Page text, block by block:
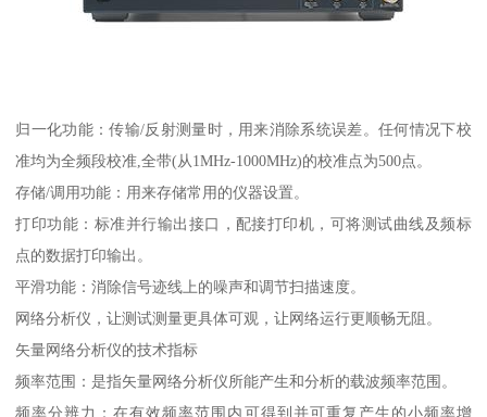
归一化功能：传输/反射测量时，用来消除系统误差。任何情况下校
准均为全频段校准,全带(从1MHz-1000MHz)的校准点为500点。
存储/调用功能：用来存储常用的仪器设置。
打印功能：标准并行输出接口，配接打印机，可将测试曲线及频标
点的数据打印输出。
平滑功能：消除信号迹线上的噪声和调节扫描速度。
网络分析仪，让测试测量更具体可观，让网络运行更顺畅无阻。
矢量网络分析仪的技术指标
频率范围：是指矢量网络分析仪所能产生和分析的载波频率范围。
频率分辨力：在有效频率范围内可得到并可重复产生的小频率增